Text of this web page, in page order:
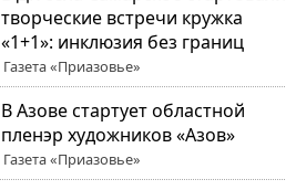
творческие встречи кружка
«1+1»: инклюзия без границ
Газета «Приазовье»
В Азове стартует областной
пленэр художников «Азов»
Газета «Приазовье»